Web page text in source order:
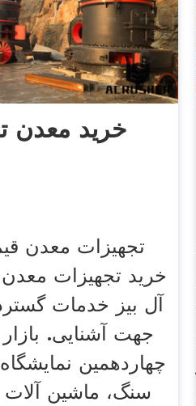
خرید معدن
تجهیزات معدن
خرید تجهیزات
آل بیز خدمات
جهت آشنایی.
چهاردهمین
سنگ، ماشین آلات